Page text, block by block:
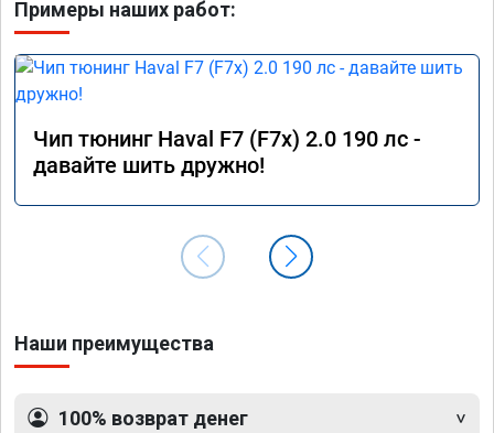
Примеры наших работ:
Чип тюнинг Haval F7 (F7x) 2.0 190 лс -
давайте шить дружно!
Наши преимущества
100% возврат денег